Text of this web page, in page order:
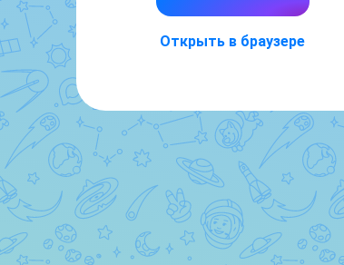
Открыть в браузере